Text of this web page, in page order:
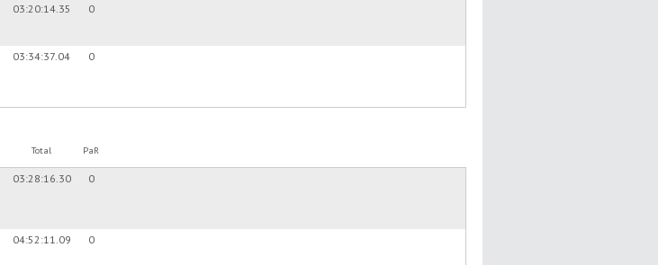
03:20:14.35 0
03:34:37.04 0
Total PaR
03:28:16.30 0
04:52:11.09 0